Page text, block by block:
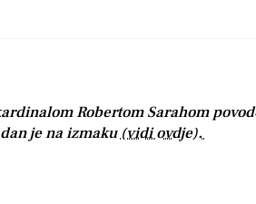
Robertom Sarahom
je na izmaku(vidi ovdje).